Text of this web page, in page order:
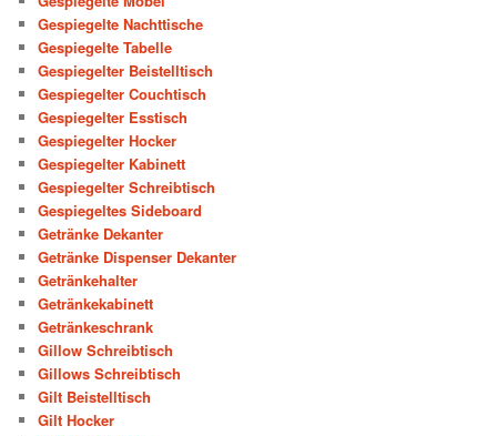
Gespiegelte Nachttische
Gespiegelte Tabelle
Gespiegelter Beistelltisch
Gespiegelter Couchtisch
Gespiegelter Esstisch
Gespiegelter Hocker
Gespiegelter Kabinett
Gespiegelter Schreibtisch
Gespiegeltes Sideboard
Getränke Dekanter
Getränke Dispenser Dekanter
Getränkehalter
Getränkekabinett
Getränkeschrank
Gillow Schreibtisch
Gillows Schreibtisch
Gilt Beistelltisch
Gilt Hocker